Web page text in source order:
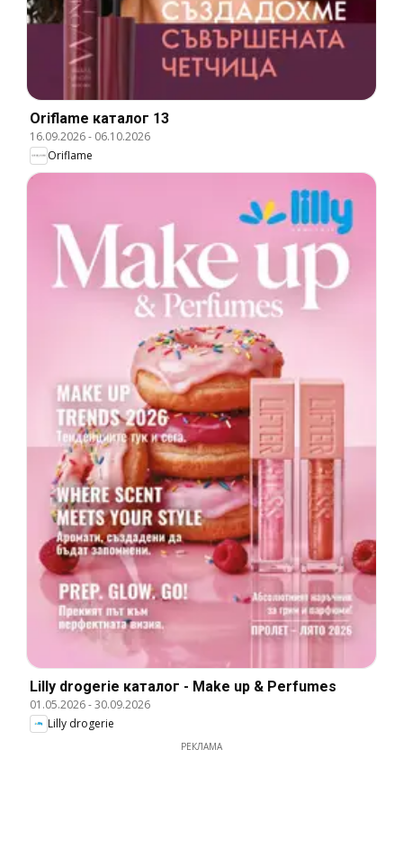
Oriflame каталог 13
16.09.2026- 06.10.2026
Oriflame
Lilly drogerie каталог - Make up & Perfumes
01.05.2026-30.09.2026
Lilly drogerie
РЕКЛАМА